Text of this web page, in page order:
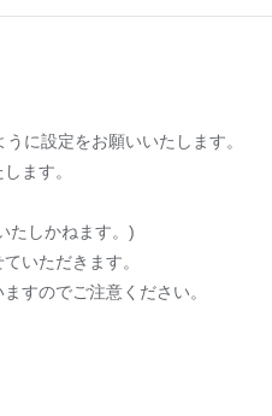
に設定をお願いいたします。
ます。
たしかねます。)
いただきます。
すのでご注意ください。